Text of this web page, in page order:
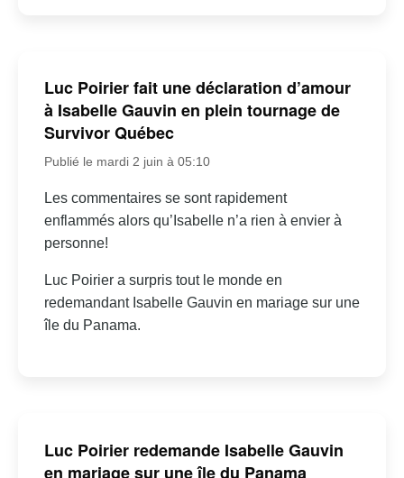
Luc Poirier fait une déclaration d’amour
à Isabelle Gauvin en plein tournage de
Survivor Québec
Publié le mardi 2 juin à 05:10
Les commentaires se sont rapidement
enflammés alors qu’Isabelle n’a rien à envier à
personne!
Luc Poirier a surpris tout le monde en
redemandant Isabelle Gauvin en mariage sur une
île du Panama.
Luc Poirier redemande Isabelle Gauvin
en mariage sur une île du Panama